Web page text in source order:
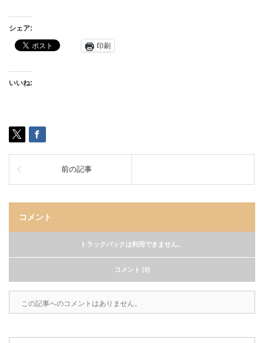
シェア:
印刷
いいね:
前の記事
コメント
トラックバックは利用できません。
コメント (0)
この記事へのコメントはありません。